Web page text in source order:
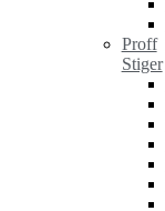
Proff
Stiger